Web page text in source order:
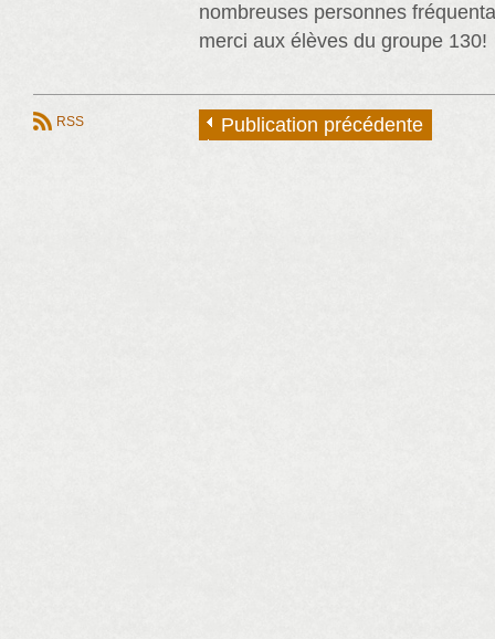
nombreuses personnes
merci aux élèves du groupe 130!
RSS Publication précédente